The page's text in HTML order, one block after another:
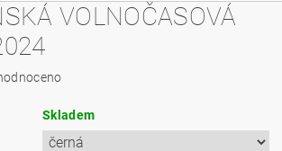
VOLNOČASOVÁ
Skladem